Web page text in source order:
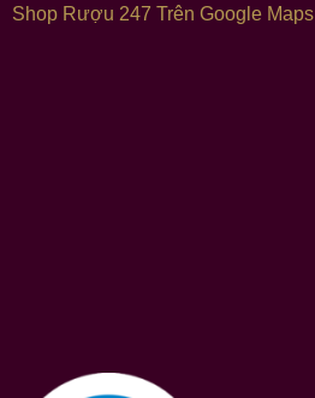
Shop Rượu 247 Trên Google Maps